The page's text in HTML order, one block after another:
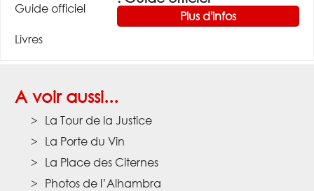
Plus d'infos
Livres
A voir aussi...
La Tour de la Justice
La Porte du Vin
La Place des Citernes
Photos de l’Alhambra